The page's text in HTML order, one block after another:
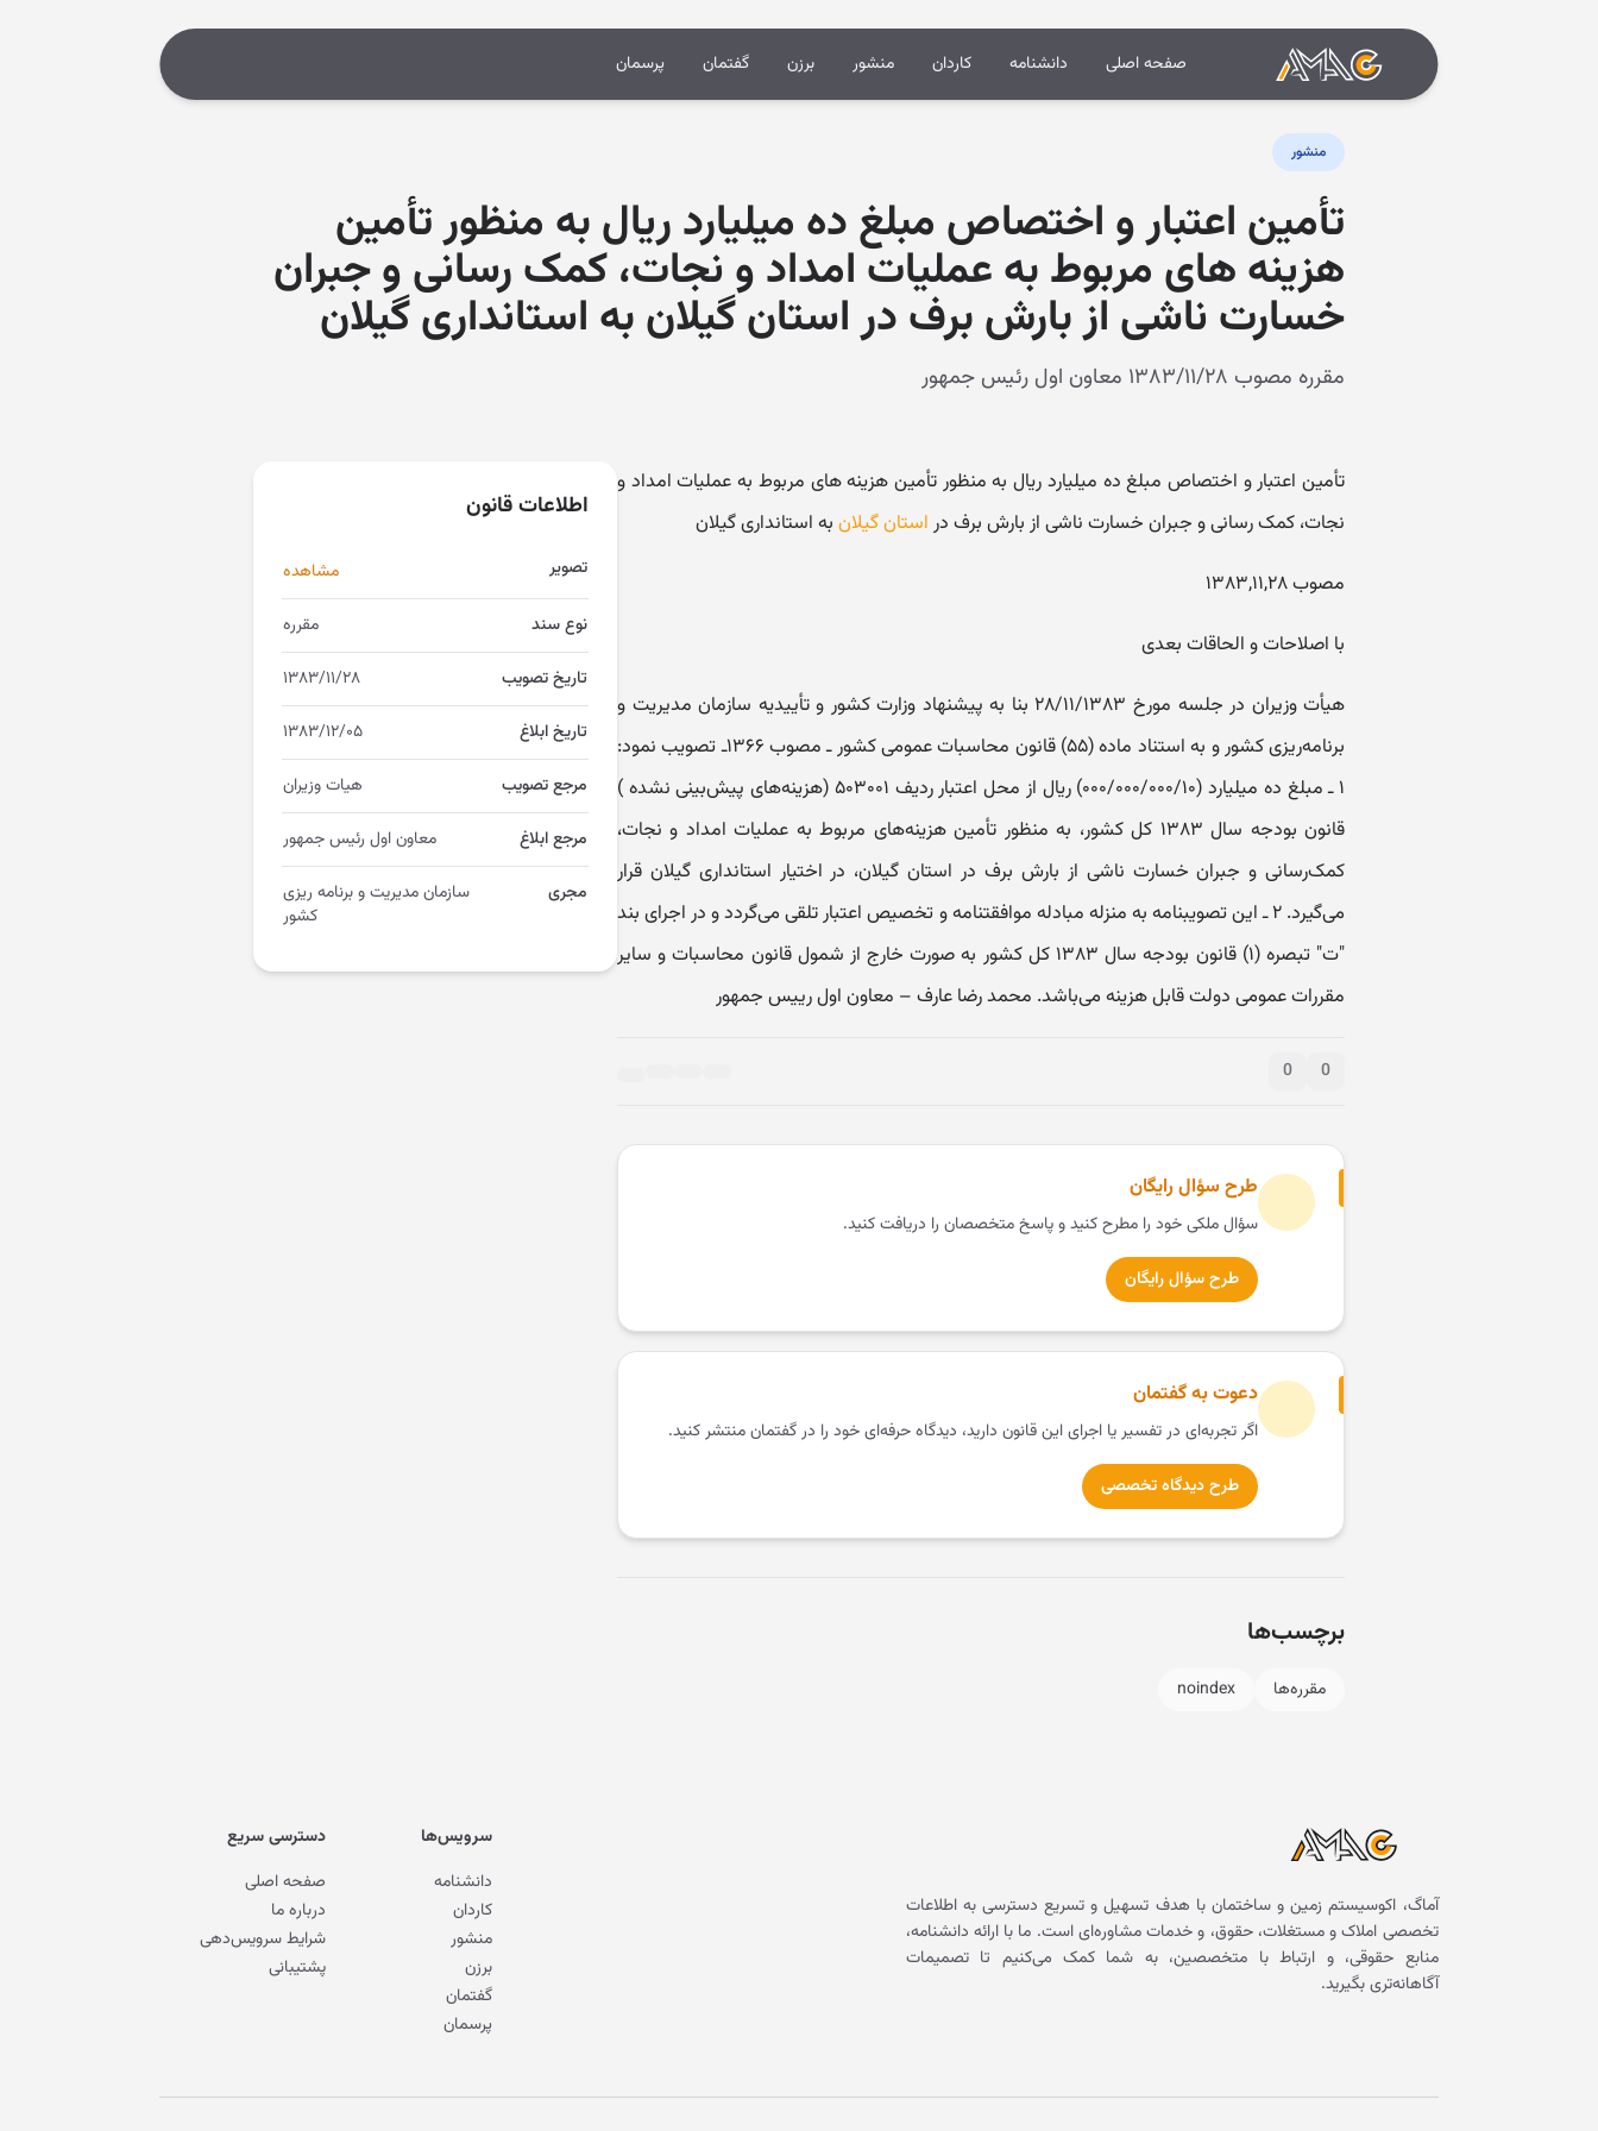
صفحه اصلی دانشنامه کاردان منشور برزن گفتمان پرسمان
منشور
تأمین اعتبار و اختصاص مبلغ ده میلیارد ریال به منظور تأمین
هزینه های مربوط به عملیات امداد و نجات، کمک رسانی و جبران
خسارت ناشی از بارش برف در استان گیلان به استانداری گیلان
مقرره مصوب ۱۳۸۳/۱۱/۲۸ معاون اول رئیس جمهور
تأمین اعتبار و اختصاص مبلغ ده میلیارد ریال به منظور تأمین هزینه های مربوط به عملیات امداد و
نجات، کمک رسانی و جبران خسارت ناشی از بارش برف در استان گیلانبه استانداری گیلان
مصوب ۱۳۸۳,۱۱,۲۸
با اصلاحات و الحاقات بعدی
هیأ‌ت و‌زیران در جلسه مورخ ۲۸/۱۱/۱۳۸۳ بنا به پیشنهاد و‌زارت کشور و تأ‌ییدیه سازمان مدیریت و
برنامه‌ریزی کشور و به استناد ماده (۵۵) قانون محاسبات عمومی کشور ـ مصوب ۱۳۶۶ـ تصویب نمود:
۱ ـ مبلغ ده میلیارد (۰۰۰/۰۰۰/۰۰۰/۱۰) ریال از محل اعتبار ردیف ۵۰۳۰۰۱ (هزینه‌های پیش‌بینی نشده )
قانون بودجه سال ۱۳۸۳ کل کشور، به منظور تأ‌مین هزینه‌های مربوط به عملیات امداد و نجات،
کمک‌رسانی و جبران خسارت ناشی از بارش برف در استان گیلان، در اختیار استانداری گیلان قرار
می‌گیرد. ۲ ـ این تصویبنامه به منزله مبادله موافقتنامه و تخصیص اعتبار تلقی می‌گردد و در اجرای بند
"ت" تبصره (۱) قانون بودجه سال ۱۳۸۳ کل کشور به صورت خارج از شمول قانون محاسبات و سایر
مقررات عمومی دو‌لت قابل هزینه می‌باشد. محمد رضا عارف – معاون اول رییس جمهور
0
0
طرح سؤال رایگان
سؤال ملکی خود را مطرح کنید و پاسخ متخصصان را دریافت کنید.
طرح سؤال رایگان
دعوت به گفتمان
اگر تجربه‌ای در تفسیر یا اجرای این قانون دارید، دیدگاه حرفه‌ای خود را در گفتمان منتشر کنید.
طرح دیدگاه تخصصی
برچسب‌ها
مقرره‌ها noindex
اطلاعات قانون
تصویر مشاهده
نوع سند مقرره
تاریخ تصویب ۱۳۸۳/۱۱/۲۸
تاریخ ابلاغ ۱۳۸۳/۱۲/۰۵
مرجع تصویب هیات وزیران
مرجع ابلاغ معاون اول رئیس جمهور
مجری
سازمان مدیریت و برنامه ریزی
کشور
آماگ، اکوسیستم زمین و ساختمان با هدف تسهیل و تسریع دسترسی به اطلاعات
تخصصی املاک و مستغلات، حقوق، و خدمات مشاوره‌ای است. ما با ارائه دانشنامه،
منابع حقوقی، و ارتباط با متخصصین، به شما کمک می‌کنیم تا تصمیمات
آگاهانه‌تری بگیرید.
سرویس‌ها
دانشنامه
کاردان
منشور
برزن
گفتمان
پرسمان
دسترسی سریع
صفحه اصلی
درباره ما
شرایط سرویس‌دهی
پشتیبانی